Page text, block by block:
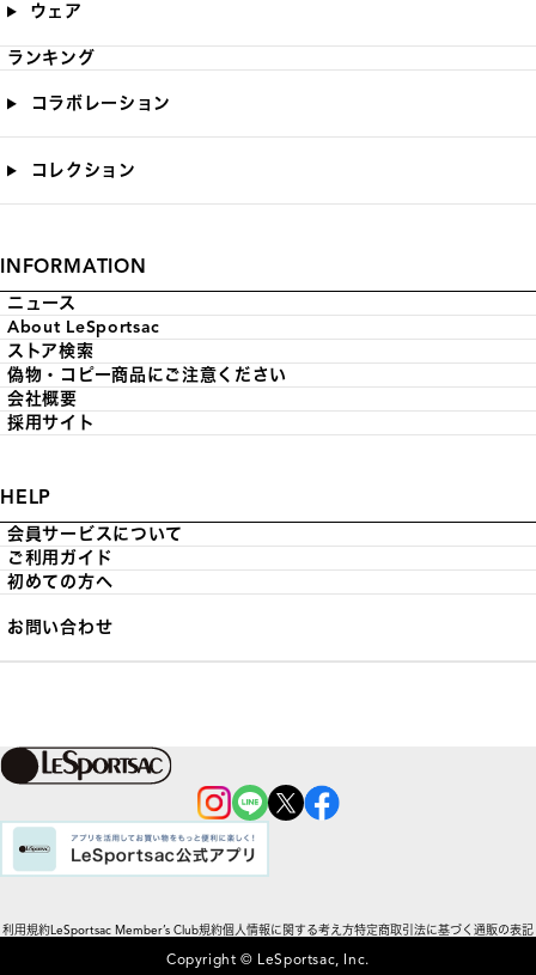
ウェア
ランキング
コラボレーション
コレクション
INFORMATION
ニュース
About LeSportsac
ストア検索
偽物・コピー商品にご注意ください
会社概要
採用サイト
HELP
会員サービスについて
ご利用ガイド
初めての方へ
お問い合わせ
利用規約LeSportsac Member’s Club規約個人情報に関する考え方特定商取引法に基づく通販の表記
Copyright © LeSportsac, Inc.